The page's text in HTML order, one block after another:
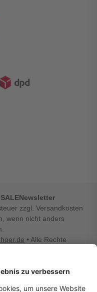
SALENewsletter
zzgl. Versandkosten
wenn nicht anders
• Alle Rechte
Qualität für Ihr Office
Druckerzubehör